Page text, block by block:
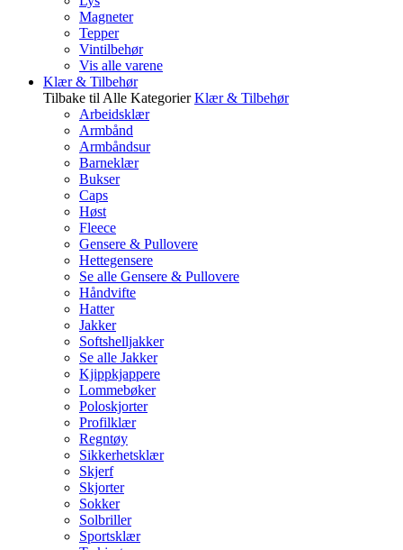
Magneter
Tepper
Vintilbehør
Vis alle varene
Klær & Tilbehør
Tilbake til Alle Kategorier Klær & Tilbehør
Arbeidsklær
Armbånd
Armbåndsur
Barneklær
Bukser
Caps
Høst
Fleece
Gensere & Pullovere
Hettegensere
Se alle Gensere & Pullovere
Håndvifte
Hatter
Jakker
Softshelljakker
Se alle Jakker
Kjippkjappere
Lommebøker
Poloskjorter
Profilklær
Regntøy
Sikkerhetsklær
Skjerf
Skjorter
Sokker
Solbriller
Sportsklær